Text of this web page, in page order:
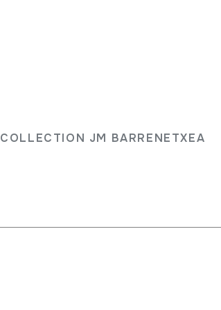
COLLECTION JM BARRENETXEA